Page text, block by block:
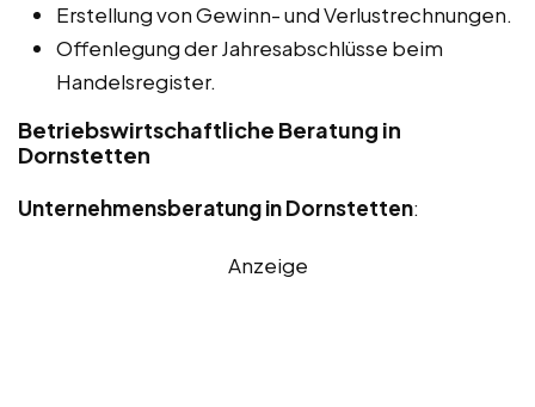
Erstellung von Gewinn- und Verlustrechnungen.
Offenlegung der Jahresabschlüsse beim
Handelsregister.
Betriebswirtschaftliche Beratung in
Dornstetten
Unternehmensberatung in Dornstetten:
Anzeige